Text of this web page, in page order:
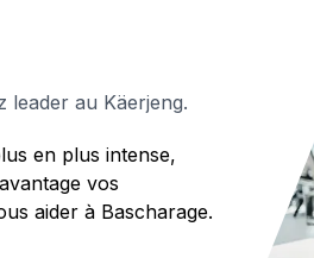
leader au Käerjeng.
en plus intense,
vos
aider à Bascharage.